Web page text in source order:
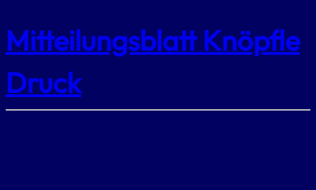
Mitteilungsblatt Knöpfle
Druck